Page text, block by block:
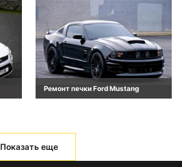
Ремонт печки Ford Mustang
Показать еще